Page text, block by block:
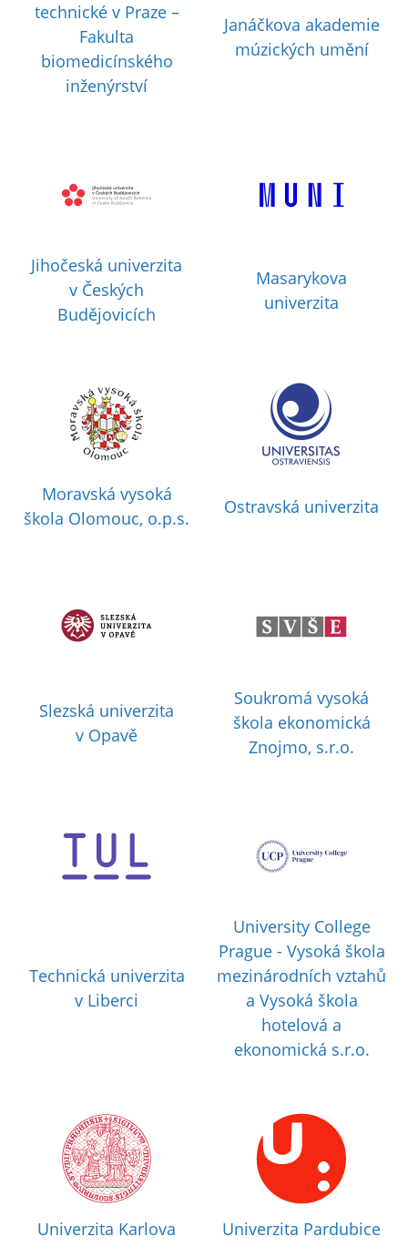
technické v Praze –
Fakulta
biomedicínského
inženýrství
Janáčkova akademie
múzických umění
Jihočeská univerzita
v Českých
Budějovicích
Masarykova
univerzita
Moravská vysoká
škola Olomouc, o.p.s.
Ostravská univerzita
Slezská univerzita
v Opavě
Soukromá vysoká
škola ekonomická
Znojmo, s.r.o.
Technická univerzita
v Liberci
University College
Prague - Vysoká škola
mezinárodních vztahů
a Vysoká škola
hotelová a
ekonomická s.r.o.
Univerzita Karlova Univerzita Pardubice